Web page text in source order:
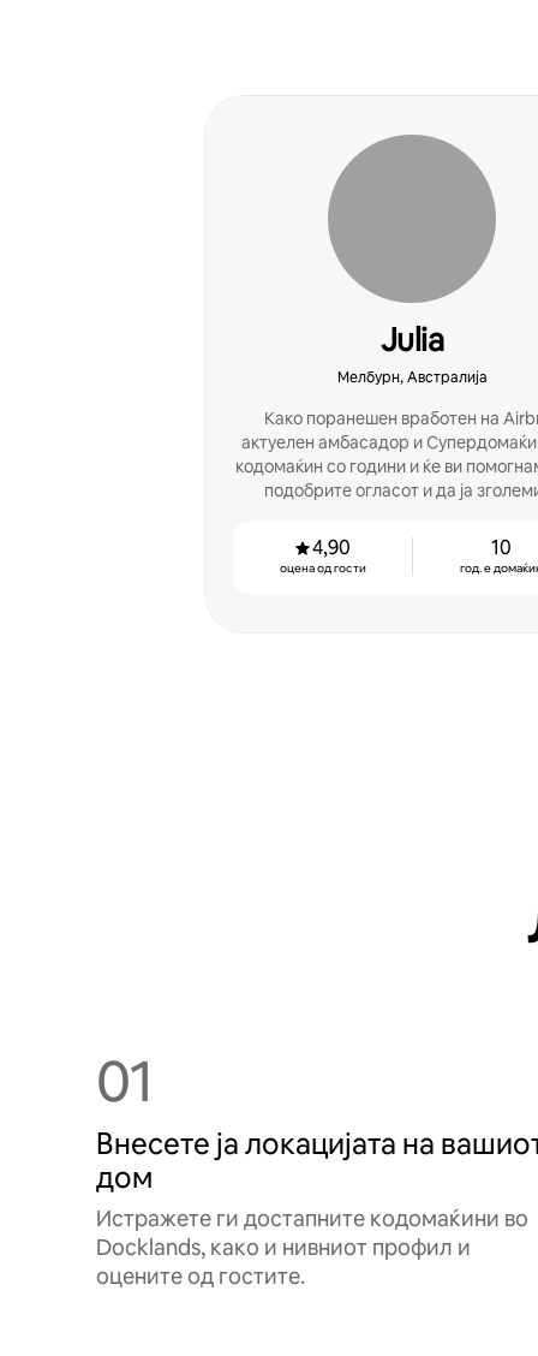
Julia
Мелбурн, Австралија
Како поранешен вработен на
актуелен амбасадор и
кодомаќин со години и ќе ви
подобрите огласот и да ја
4,90
оцена од гости
10
год. е
01
Внесете ја локацијата на
дом
Истражете ги достапните кодомаќини во
Docklands, како и нивниот профил и
оцените од гостите.